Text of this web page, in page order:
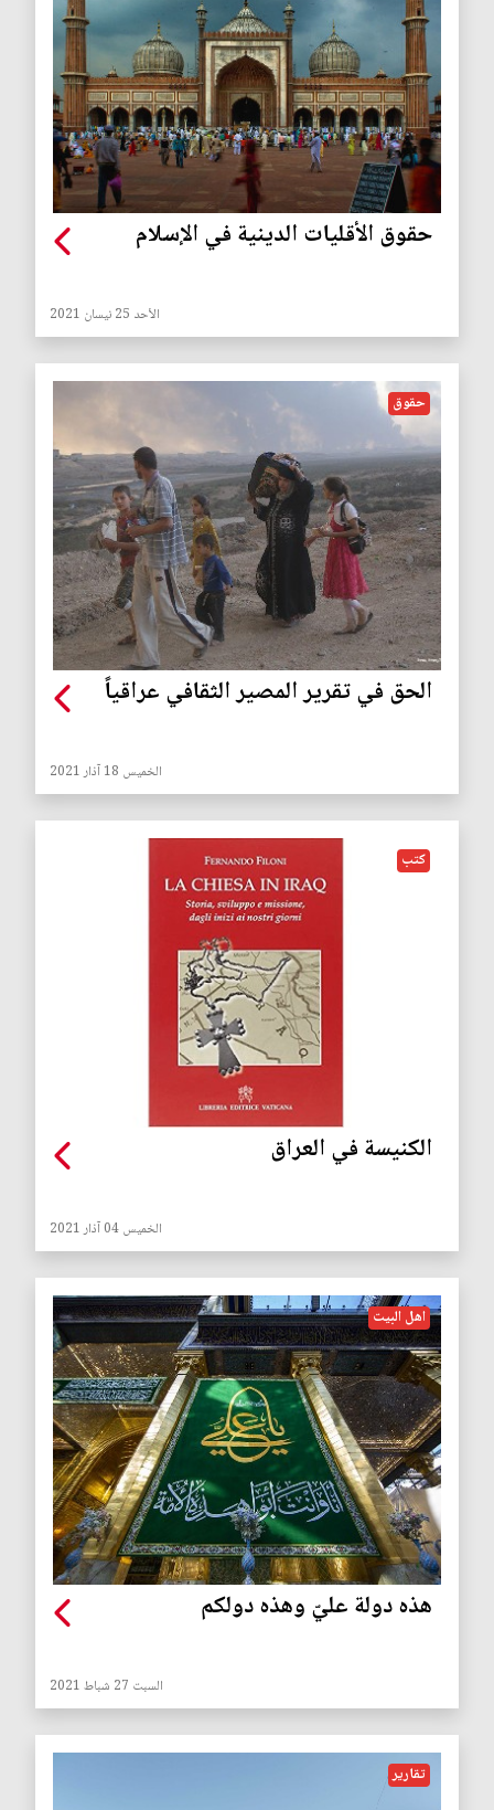
حقوق الأقليات الدينية في الإسلام
الأحد 25 نيسان 2021
حقوق
الحق في تقرير المصير الثقافي عراقياً
الخميس 18 آذار 2021
كتب
الكنيسة في العراق
الخميس 04 آذار 2021
اهل البيت
هذه دولة عليّ وهذه دولكم
السبت 27 شباط 2021
تقارير